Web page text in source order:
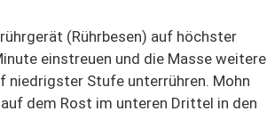
(Rührbesen) auf höchster
einstreuen und die Masse weitere
niedrigster Stufe unterrühren. Mohn
dem Rost im unteren Drittel in den